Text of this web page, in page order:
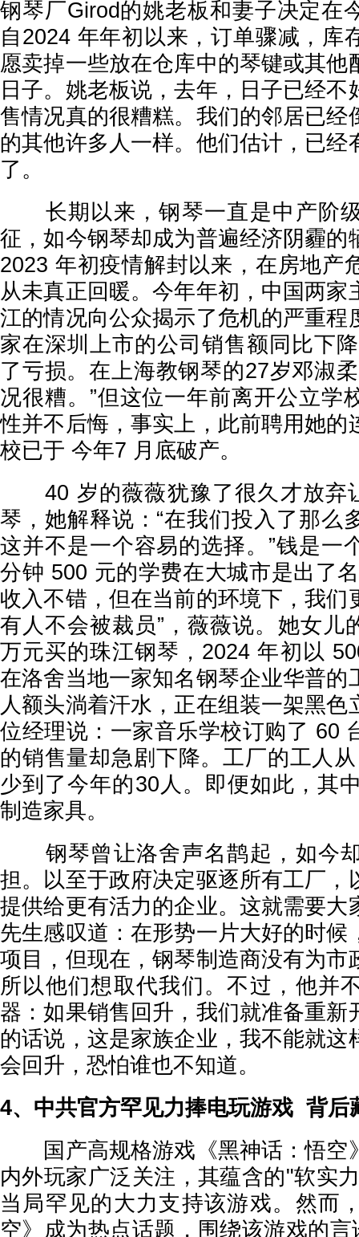
钢琴厂Girod的姚老板和妻子决定在
自2024 年年初以来，订单骤减，库
愿卖掉一些放在仓库中的琴键或其他
日子。姚老板说，去年，日子已经不
售情况真的很糟糕。我们的邻居已经
的其他许多人一样。他们估计，已经
了。
长期以来，钢琴一直是中产阶
征，如今钢琴却成为普遍经济阴霾的
2023 年初疫情解封以来，在房地产
从未真正回暖。今年年初，中国两家
江的情况向公众揭示了危机的严重程
家在深圳上市的公司销售额同比下
了亏损。在上海教钢琴的27岁邓淑
况很糟。”但这位一年前离开公立学
性并不后悔，事实上，此前聘用她的
校已于 今年7 月底破产。
40 岁的薇薇犹豫了很久才放弃
琴，她解释说：“在我们投入了那么
这并不是一个容易的选择。”钱是一
分钟 500 元的学费在大城市是出了
收入不错，但在当前的环境下，我们
有人不会被裁员”，薇薇说。她女儿
万元买的珠江钢琴，2024 年初以
在洛舍当地一家知名钢琴企业华普的
人额头淌着汗水，正在组装一架黑色
位经理说：一家音乐学校订购了 60
的销售量却急剧下降。工厂的工人
少到了今年的30人。即便如此，其
制造家具。
钢琴曾让洛舍声名鹊起，如今
担。以至于政府决定驱逐所有工厂，
提供给更有活力的企业。这就需要大
先生感叹道：在形势一片大好的时候
项目，但现在，钢琴制造商没有为市
所以他们想取代我们。不过，他并
器：如果销售回升，我们就准备重新
的话说，这是家族企业，我不能就这
会回升，恐怕谁也不知道。
4、中共官方罕见力捧电玩游戏 背后
国产高规格游戏《黑神话：悟空
内外玩家广泛关注，其蕴含的"软实
当局罕见的大力支持该游戏。然而
空》成为热点话题，围绕该游戏的